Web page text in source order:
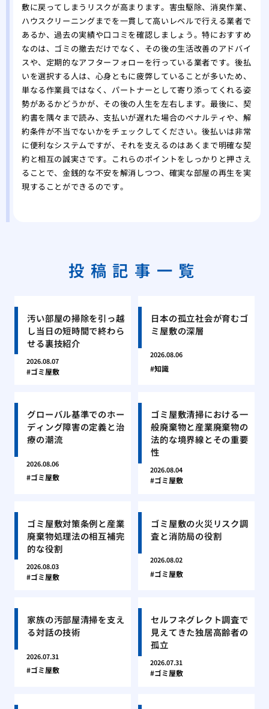
敷に戻ってしまうリスクが高まります。害虫駆除、消臭作業、
ハウスクリーニングまでを一貫して高いレベルで行える業者で
あるか、過去の実績や口コミを確認しましょう。特におすすめ
なのは、ゴミの撤去だけでなく、その後の生活改善のアドバイ
スや、定期的なアフターフォローを行っている業者です。後払
いを選択する人は、心身ともに疲弊していることが多いため、
単なる作業員ではなく、パートナーとして寄り添ってくれる姿
勢があるかどうかが、その後の人生を左右します。最後に、契
約書を隅々まで読み、支払いが遅れた場合のペナルティや、解
約条件が不当でないかをチェックしてください。後払いは非常
に便利なシステムですが、それを支えるのはあくまで明確な契
約と相互の誠実さです。これらのポイントをしっかりと押さえ
ることで、金銭的な不安を解消しつつ、確実な部屋の再生を実
現することができるのです。
投稿記事一覧
汚い部屋の掃除を引っ越
し当日の短時間で終わら
せる裏技紹介
2026.08.07
ゴミ屋敷
日本の孤立社会が育むゴ
ミ屋敷の深層
2026.08.06
知識
グローバル基準でのホー
ディング障害の定義と治
療の潮流
2026.08.06
ゴミ屋敷
ゴミ屋敷清掃における一
般廃棄物と産業廃棄物の
法的な境界線とその重要
性
2026.08.04
ゴミ屋敷
ゴミ屋敷対策条例と産業
廃棄物処理法の相互補完
的な役割
2026.08.03
ゴミ屋敷
ゴミ屋敷の火災リスク調
査と消防局の役割
2026.08.02
ゴミ屋敷
家族の汚部屋清掃を支え
る対話の技術
2026.07.31
ゴミ屋敷
セルフネグレクト調査で
見えてきた独居高齢者の
孤立
2026.07.31
ゴミ屋敷